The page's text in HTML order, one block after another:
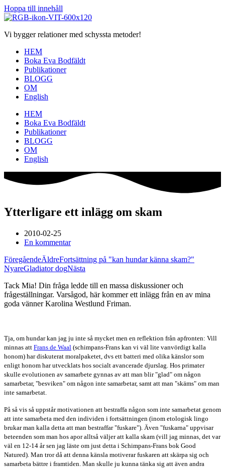
Hoppa till innehåll
Vi bygger relationer med schyssta metoder!
HEM
Boka Eva Bodfäldt
Publikationer
BLOGG
OM
English
HEM
Boka Eva Bodfäldt
Publikationer
BLOGG
OM
English
Ytterligare ett inlägg om skam
2010-02-25
En kommentar
FöregåendeÄldreFortsättning på "kan hundar känna skam?"
NyareGladiator dogNästa
Tack Mia! Din fråga ledde till en massa diskussioner och
frågeställningar. Varsågod, här kommer ett inlägg från en av mina
goda vänner Karolina Westlund Friman.
Tja, om hundar kan jag ju inte så mycket men en reflektion från apfronten: Vill
minnas att Frans de Waal (schimpans-Frans kan vi väl lite vanvördigt kalla
honom) har diskuterat moralpaketet, dvs ett batteri med olika känslor som
enligt honom har utvecklats hos socialt avancerade djurslag. Hos primater
skulle evolutionen av samarbete gynnas av att man blir "glad" om någon
samarbetar, "besviken" om någon inte samarbetar, samt att man "skäms" om man
inte samarbetat.
På så vis så uppstår motivationen att bestraffa någon som inte samarbetat genom
att inte samarbeta med den individen i fortsättningen (inom etologisk lingo
brukar man kalla detta att man bestraffar "fuskare"). Även "fuskarna" uppvisar
beteenden som man hos apor alltså väljer att kalla skam (vill jag minnas, det var
väl en 12-14 år sen jag läste om just detta i Schimpans-Frans bok Good
Natured). Man tror då att denna känsla motiverar fuskaren att skärpa sig och
samarbeta bättre i framtiden. Man skulle ju kunna tänka sig att även andra